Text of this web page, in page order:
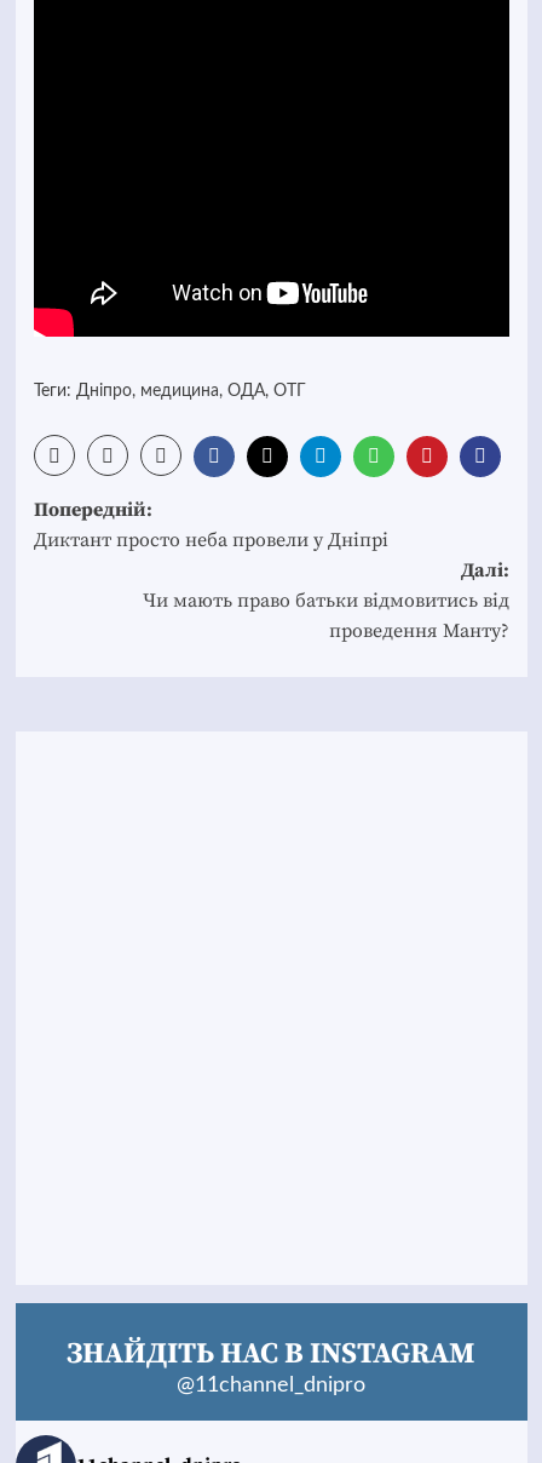
Теги: Дніпро, медицина, ОДА, ОТГ
Post
navigation
Попередній:
Диктант просто неба провели у Дніпрі
Далі:
Чи мають право батьки відмовитись від
проведення Манту?
ЗНАЙДІТЬ НАС В INSTAGRAM
@11channel_dnipro